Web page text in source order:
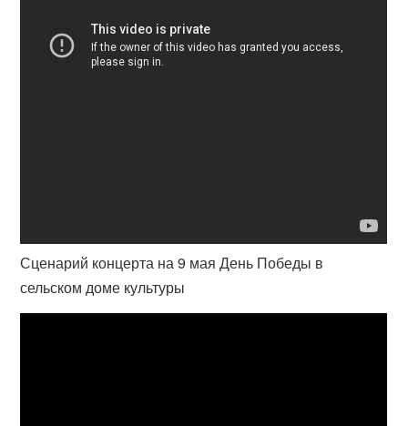
Сценарий концерта на 9 мая День Победы в
сельском доме культуры